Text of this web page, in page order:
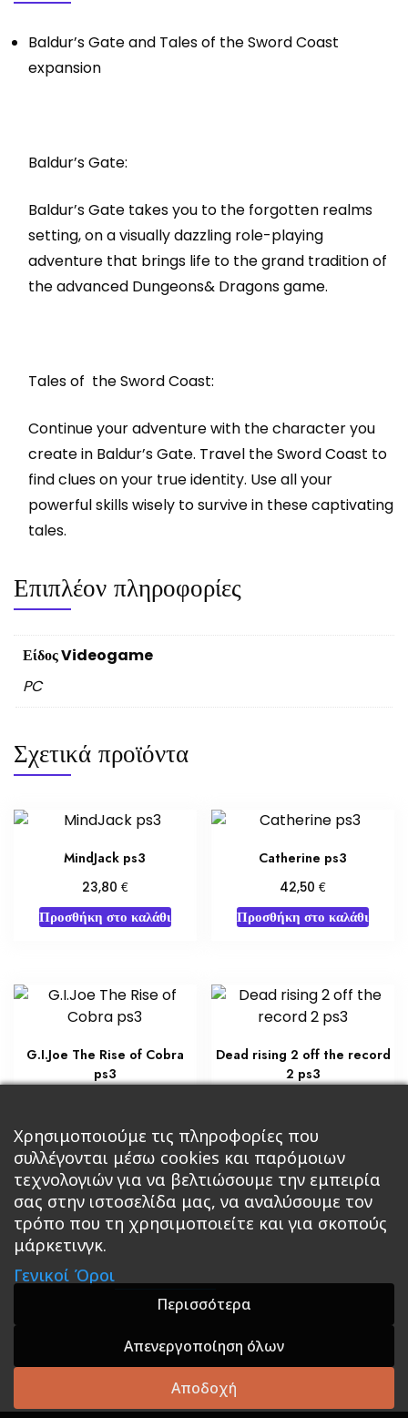
Baldur’s Gate and Tales of the Sword Coast
expansion
Baldur’s Gate:
Baldur’s Gate takes you to the forgotten realms
setting, on a visually dazzling role-playing
adventure that brings life to the grand tradition of
the advanced Dungeons& Dragons game.
Tales of the Sword Coast:
Continue your adventure with the character you
create in Baldur’s Gate. Travel the Sword Coast to
find clues on your true identity. Use all your
powerful skills wisely to survive in these captivating
tales.
Επιπλέον πληροφορίες
Είδος Videogame
PC
Σχετικά προϊόντα
MindJack ps3
23,80 €
Προσθήκη στο καλάθι
Catherine ps3
42,50€
Προσθήκη στο καλάθι
G.I.Joe The Rise of Cobra
ps3
Προσθήκη στο καλάθι
Dead rising 2 off the record
2 ps3
Προσθήκη στο καλάθι
Κεντρική Βιβλία
Roleplaying Games Ψυχαγωγία Εκδόσεις Βάρδος
Σε Προσφορά
A theme by GradientThemes - A theme by Gradient
Themes
Χρησιμοποιούμε τις πληροφορίες που
συλλέγονται μέσω cookies και παρόμοιων
τεχνολογιών για να βελτιώσουμε την εμπειρία
σας στην ιστοσελίδα μας, να αναλύσουμε τον
τρόπο που τη χρησιμοποιείτε και για σκοπούς
μάρκετινγκ.
Γενικοί Όροι
Περισσότερα
Απενεργοποίηση όλων
Αποδοχή